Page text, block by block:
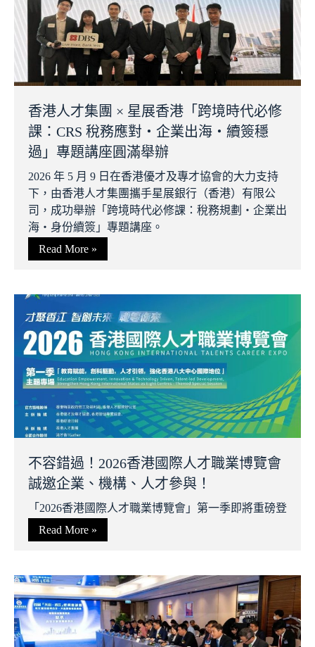
香港人才集團 × 星展香港「跨境時代必修
課：CRS 稅務應對・企業出海・續簽穩
過」專題講座圓滿舉辦
2026 年 5 月 9 日在香港優才及專才協會的大力支持
下，由香港人才集團攜手星展銀行（香港）有限公
司，成功舉辦「跨境時代必修課：稅務規劃・企業出
海・身份續簽」專題講座。
Read More »
不容錯過！2026香港國際人才職業博覽會
誠邀企業、機構、人才參與！
「2026香港國際人才職業博覽會」第一季即將重磅登
Read More »